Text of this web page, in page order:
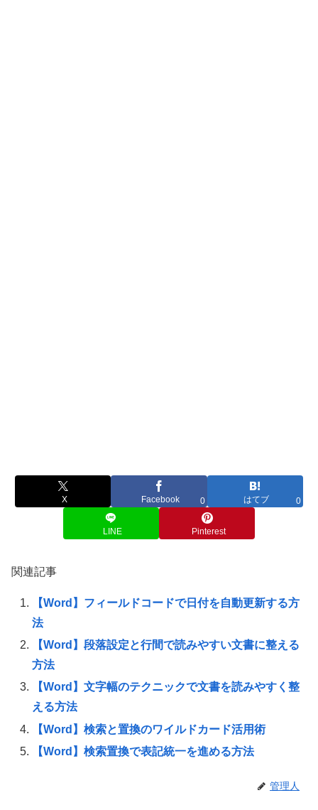
X Facebook 0 はてブ 0
LINE Pinterest
関連記事
【Word】フィールドコードで日付を自動更新する方
法
【Word】段落設定と行間で読みやすい文書に整える
方法
【Word】文字幅のテクニックで文書を読みやすく整
える方法
【Word】検索と置換のワイルドカード活用術
【Word】検索置換で表記統一を進める方法
管理人